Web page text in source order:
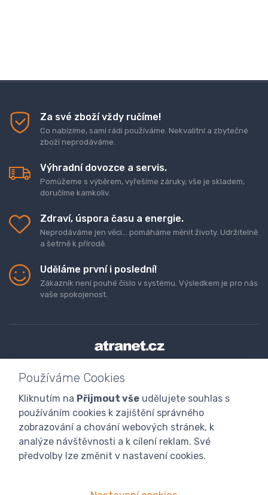
Za své zboží vždy ručíme!
Co nabízíme, sami rádi používáme. Nekvalitní a zbytečné
zboží neprodáváme.
Výhradní dovozce a servis.
Pomůžeme s výběrem, vyřešíme záruky, vše je skladem,
doručíme kamkoliv.
Zdraví, úspora času a energie.
Neprodáváme jen věci... pomáháme měnit životy. Udržitelně
a šetrně k přírodě.
Uděláme první i poslední!
Zákazník není pouhé číslo v systému. Výsledkem je pro nás
vaše spokojenost.
Doprava a platba zboží
Obchodní podmínky
Program digitalizace
Používáme Cookies
Kliknutím na Přijmout vše udělujete souhlas s
používáním cookies k zajištění správného
zobrazování a chování webových stránek, k
analýze návštěvnosti a k cílení reklam. Své
předvolby lze změnit v nastavení cookies.